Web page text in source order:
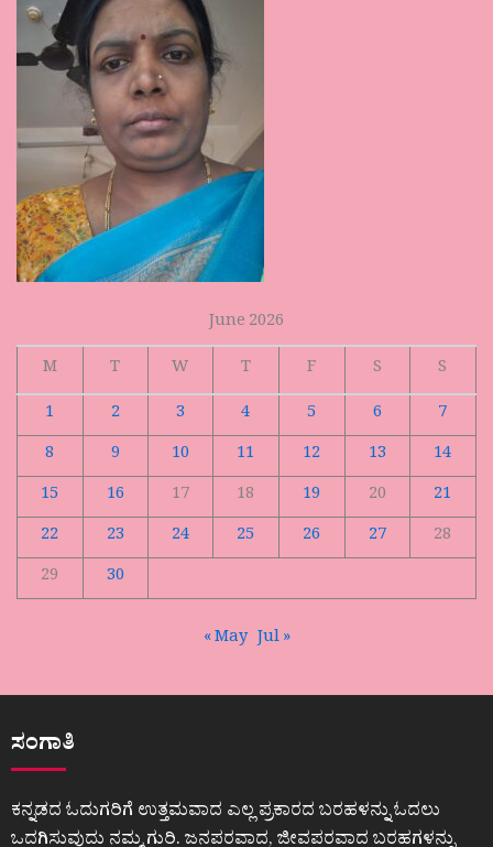
June 2026
M
T W T F S
S
1
2 3 4 5 6
7
8
9 10 11 12 13
14
15
16 17 18 19 20
21
22
23 24 25 26 27
28
29
30
« May Jul »
ಸಂಗಾತಿ
ಕನ್ನಡದ ಓದುಗರಿಗೆ ಉತ್ತಮವಾದ ಎಲ್ಲ ಪ್ರಕಾರದ ಬರಹಳನ್ನು ಓದಲು